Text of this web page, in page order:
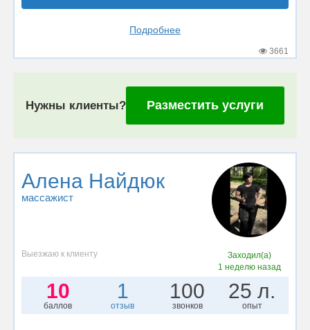
Подробнее
3661
Нужны клиенты? Разместить услуги
Алена Найдюк
массажист
Выезжаю к клиенту
Заходил(а)
1 неделю назад
10
баллов
1
отзыв
100
звонков
25 л.
опыт